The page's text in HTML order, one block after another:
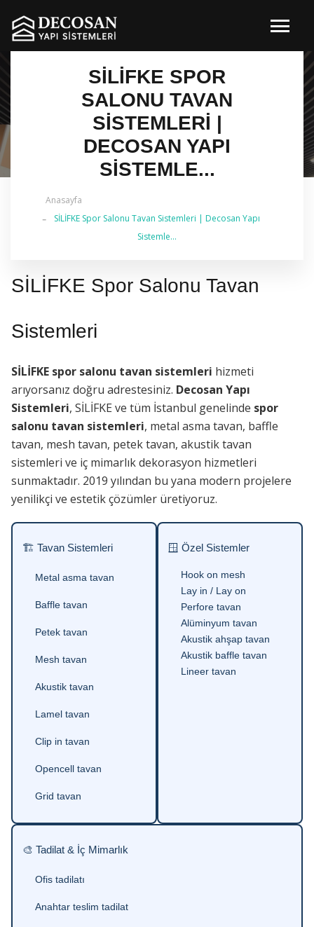
SİLİFKE SPOR
SALONU TAVAN
SISTEMLERI |
DECOSAN YAPI
SISTEMLE...
Anasayfa
SİLİFKE Spor Salonu Tavan Sistemleri | Decosan Yapı
Sistemle...
✔ 2026 Güncel — İstanbul Genelinde Metal Asma
SİLİFKE Spor Salonu Tavan
Sistemleri
SİLİFKE spor salonu tavan sistemleri hizmeti
arıyorsanız doğru adrestesiniz. Decosan Yapı
Sistemleri, SİLİFKE ve tüm İstanbul genelinde spor
salonu tavan sistemleri, metal asma tavan, baffle
tavan, mesh tavan, petek tavan, akustik tavan
sistemleri ve iç mimarlık dekorasyon hizmetleri
sunmaktadır. 2019 yılından bu yana modern projelere
yenilikçi ve estetik çözümler üretiyoruz.
🏗 Tavan Sistemleri
Metal asma tavan
Baffle tavan
Petek tavan
Mesh tavan
Akustik tavan
Lamel tavan
Clip in tavan
Opencell tavan
Grid tavan
🪟 Özel Sistemler
Hook on mesh
Lay in / Lay on
Perfore tavan
Alüminyum tavan
Akustik ahşap tavan
Akustik baffle tavan
Lineer tavan
🎨 Tadilat & İç Mimarlık
Ofis tadilatı
Anahtar teslim tadilat